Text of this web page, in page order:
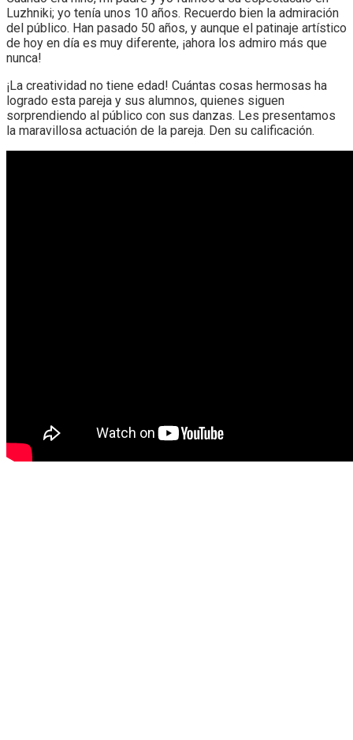
Luzhniki; yo tenía unos 10 años. Recuerdo bien la admiración
del público. Han pasado 50 años, y aunque el patinaje artístico
de hoy en día es muy diferente, ¡ahora los admiro más que
nunca!
¡La creatividad no tiene edad! Cuántas cosas hermosas ha
logrado esta pareja y sus alumnos, quienes siguen
sorprendiendo al público con sus danzas. Les presentamos
la maravillosa actuación de la pareja. Den su calificación.